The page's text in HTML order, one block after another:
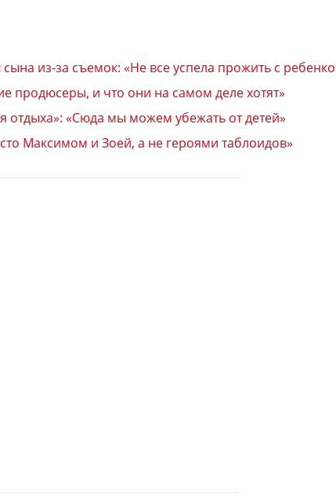
из-за съемок: «Не все успела прожить с
продюсеры, и что они на самом деле хотят»
отдыха»: «Сюда мы можем убежать от детей»
Максимом и Зоей, а не героями таблоидов»